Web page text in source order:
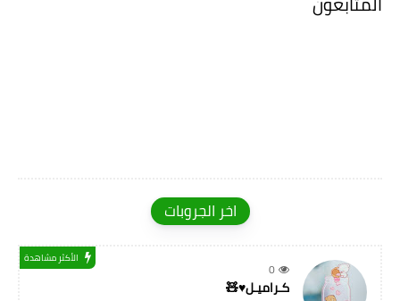
اخر الجروبات
0
الأكثر مشاهدة
كـراميـل♥🧸